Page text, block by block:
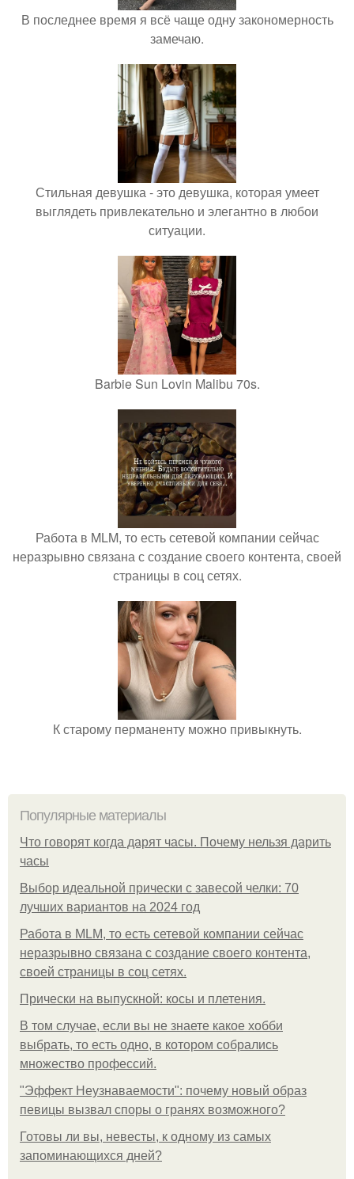
В последнее время я всё чаще одну закономерность
замечаю.
Стильная девушка - это девушка, которая умеет
выглядеть привлекательно и элегантно в любои
ситуации.
Barbie Sun Lovin Malibu 70s.
Работа в MLM, то есть сетевой компании сейчас
неразрывно связана с создание своего контента, своей
страницы в соц сетях.
К старому перманенту можно привыкнуть.
Популярные материалы
Что говорят когда дарят часы. Почему нельзя дарить
часы
Выбор идеальной прически с завесой челки: 70
лучших вариантов на 2024 год
Работа в MLM, то есть сетевой компании сейчас
неразрывно связана с создание своего контента,
своей страницы в соц сетях.
Прически на выпускной: косы и плетения.
В том случае, если вы не знаете какое хобби
выбрать, то есть одно, в котором собрались
множество профессий.
"Эффект Неузнаваемости": почему новый образ
певицы вызвал споры о гранях возможного?
Готовы ли вы, невесты, к одному из самых
запоминающихся дней?